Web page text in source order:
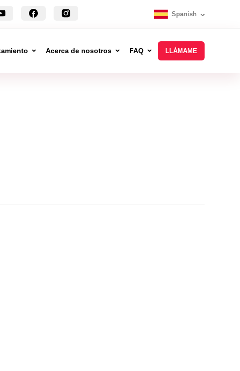
Spanish
Acerca de nosotros FAQ LLÁMAME